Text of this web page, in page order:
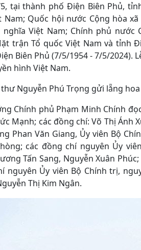
tại thành phố Điện Biên Phủ,
Nam; Quốc hội nước Cộng hòa
nghĩa Việt Nam; Chính phủ nước
trận Tổ quốc Việt Nam và tỉnh
Biên Phủ (7/5/1954 - 7/5/2024).
hình Việt Nam.
thư Nguyễn Phú Trọng gửi lẵng
Chính phủ Phạm Minh Chính
Mạnh; các đồng chí: Võ Thị Ánh
Phan Văn Giang, Ủy viên Bộ
các đồng chí nguyên Ủy
Tấn Sang, Nguyễn Xuân
nguyên Ủy viên Bộ Chính trị,
Thị Kim Ngân.